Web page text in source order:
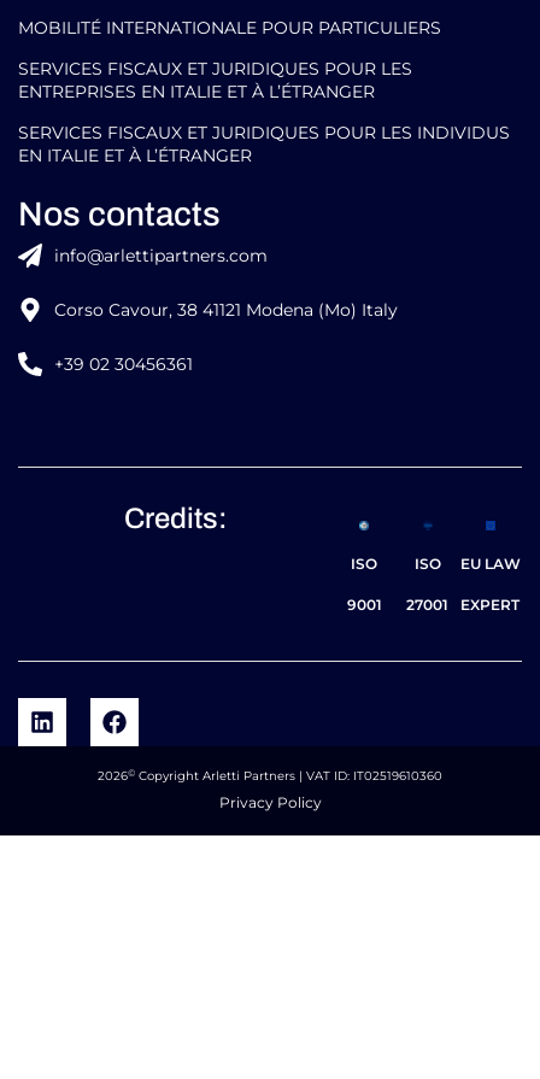
MOBILITÉ INTERNATIONALE POUR PARTICULIERS
SERVICES FISCAUX ET JURIDIQUES POUR LES
ENTREPRISES EN ITALIE ET À L’ÉTRANGER
SERVICES FISCAUX ET JURIDIQUES POUR LES INDIVIDUS
EN ITALIE ET À L’ÉTRANGER
Nos contacts
info@arlettipartners.com
Corso Cavour, 38 41121 Modena (Mo) Italy
+39 02 30456361
Credits:
ISO
9001
ISO
27001
EU LAW
EXPERT
2026© Copyright Arletti Partners | VAT ID: IT02519610360
Privacy Policy